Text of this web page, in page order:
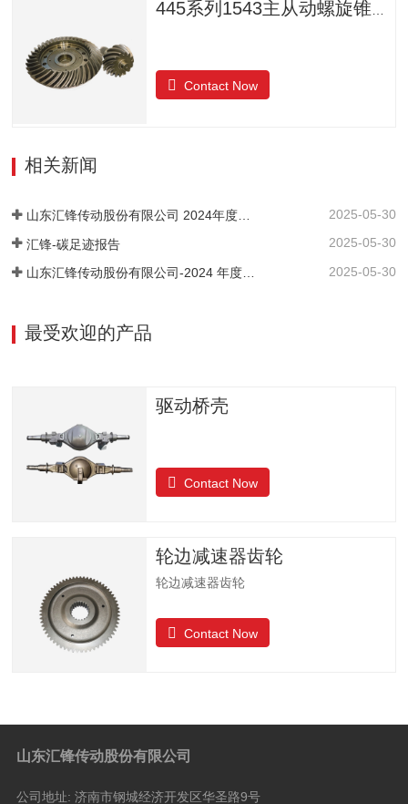
Contact Now
相关新闻
山东汇锋传动股份有限公司 2024年度社会责任报告 2025-05-30
汇锋-碳足迹报告 2025-05-30
2025-05-30
最受欢迎的产品
驱动桥壳
Contact Now
轮边减速器齿轮
轮边减速器齿轮
Contact Now
山东汇锋传动股份有限公司
公司地址: 济南市钢城经济开发区华圣路9号